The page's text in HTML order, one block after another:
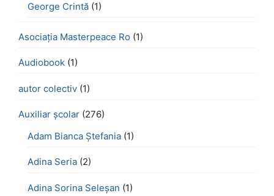
George Crintă (1)
Asociația Masterpeace Ro (1)
Audiobook (1)
autor colectiv (1)
Auxiliar școlar (276)
Adam Bianca Ștefania (1)
Adina Seria (2)
Adina Sorina Seleșan (1)